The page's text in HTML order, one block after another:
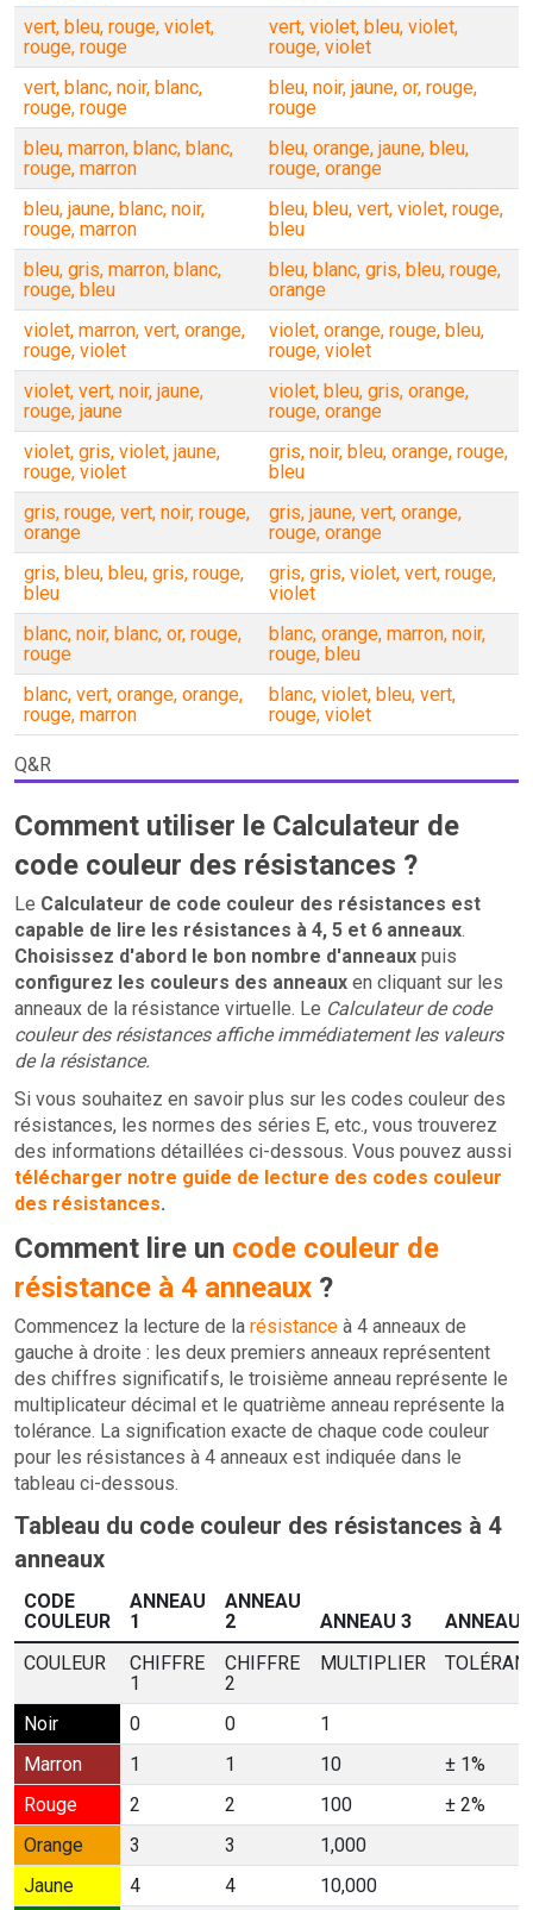
vert, bleu, rouge, violet,
rouge, rouge
vert, violet, bleu, violet,
rouge, violet
vert, blanc, noir, blanc,
rouge, rouge
bleu, noir, jaune, or, rouge,
rouge
bleu, marron, blanc, blanc,
rouge, marron
bleu, orange, jaune, bleu,
rouge, orange
bleu, jaune, blanc, noir,
rouge, marron
bleu, bleu, vert, violet, rouge,
bleu
bleu, gris, marron, blanc,
rouge, bleu
bleu, blanc, gris, bleu, rouge,
orange
violet, marron, vert, orange,
rouge, violet
violet, orange, rouge, bleu,
rouge, violet
violet, vert, noir, jaune,
rouge, jaune
violet, bleu, gris, orange,
rouge, orange
violet, gris, violet, jaune,
rouge, violet
gris, noir, bleu, orange, rouge,
bleu
gris, rouge, vert, noir, rouge,
orange
gris, jaune, vert, orange,
rouge, orange
gris, bleu, bleu, gris, rouge,
bleu
gris, gris, violet, vert, rouge,
violet
blanc, noir, blanc, or, rouge,
rouge
blanc, orange, marron, noir,
rouge, bleu
blanc, vert, orange, orange,
rouge, marron
blanc, violet, bleu, vert,
rouge, violet
Q&R
Comment utiliser le Calculateur de
code couleur des résistances ?
Le Calculateur de code couleur des résistances est
capable de lire les résistances à 4, 5 et 6 anneaux.
Choisissez d'abord le bon nombre d'anneaux puis
configurez les couleurs des anneaux en cliquant sur les
anneaux de la résistance virtuelle. Le Calculateur de code
couleur des résistances affiche immédiatement les valeurs
de la résistance.
Si vous souhaitez en savoir plus sur les codes couleur des
résistances, les normes des séries E, etc., vous trouverez
des informations détaillées ci-dessous. Vous pouvez aussi
télécharger notre guide de lecture des codes couleur
des résistances.
Comment lire un code couleur de
résistance à 4 anneaux ?
Commencez la lecture de la résistance à 4 anneaux de
gauche à droite : les deux premiers anneaux représentent
des chiffres significatifs, le troisième anneau représente le
multiplicateur décimal et le quatrième anneau représente la
tolérance. La signification exacte de chaque code couleur
pour les résistances à 4 anneaux est indiquée dans le
tableau ci-dessous.
Tableau du code couleur des résistances à 4
anneaux
CODE
COULEUR
ANNEAU
1
ANNEAU
2
ANNEAU 3
ANNEAU
COULEUR
CHIFFRE
1
CHIFFRE
2
MULTIPLIER
Noir 0 0
1
Marron
1 1 10
± 1%
Rouge
2 2 100
± 2%
Orange
3 3
1,000
Jaune
4 4 10,000